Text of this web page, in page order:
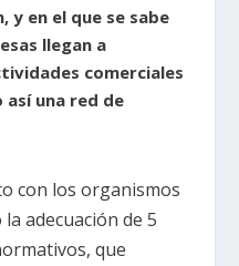
y en el que se sabe
llegan a
comerciales
una red de
con los organismos
adecuación de 5
que